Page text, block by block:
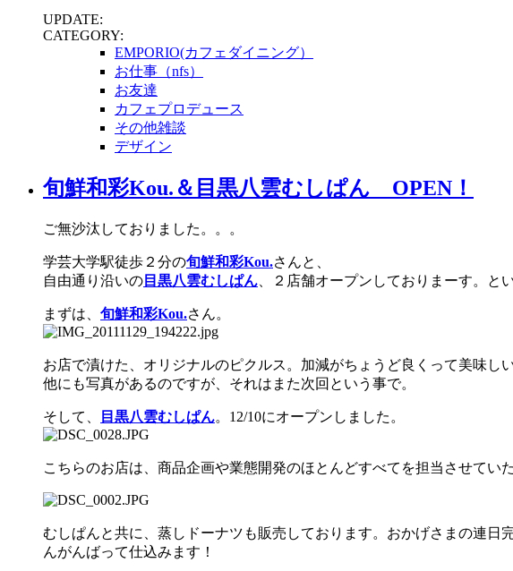
UPDATE:
CATEGORY:
EMPORIO(カフェダイニング）
お仕事（nfs）
お友達
カフェプロデュース
その他雑談
デザイン
旬鮮和彩Kou.＆目黒八雲むしぱん OPEN！
ご無沙汰しておりました。。。
学芸大学駅徒歩２分の旬鮮和彩Kou.さんと、
自由通り沿いの 目黒八雲むしぱん 、２店舗オープンしておりまーす。と
まずは、 旬鮮和彩Kou.さん。
お店で漬けた、オリジナルのピクルス。加減がちょうど良くって美味し
他にも写真があるのですが、それはまた次回という事で。
そして、 目黒八雲むしぱん。12/10にオープンしました。
こちらのお店は、商品企画や業態開発のほとんどすべてを担当させてい
むしぱんと共に、蒸しドーナツも販売しております。おかげさまの連
んがんばって仕込みます！